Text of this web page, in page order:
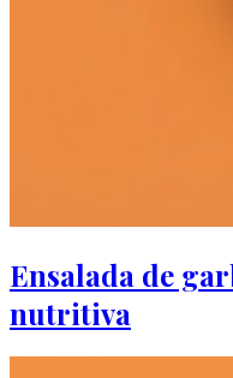
Ensalada de
nutritiva